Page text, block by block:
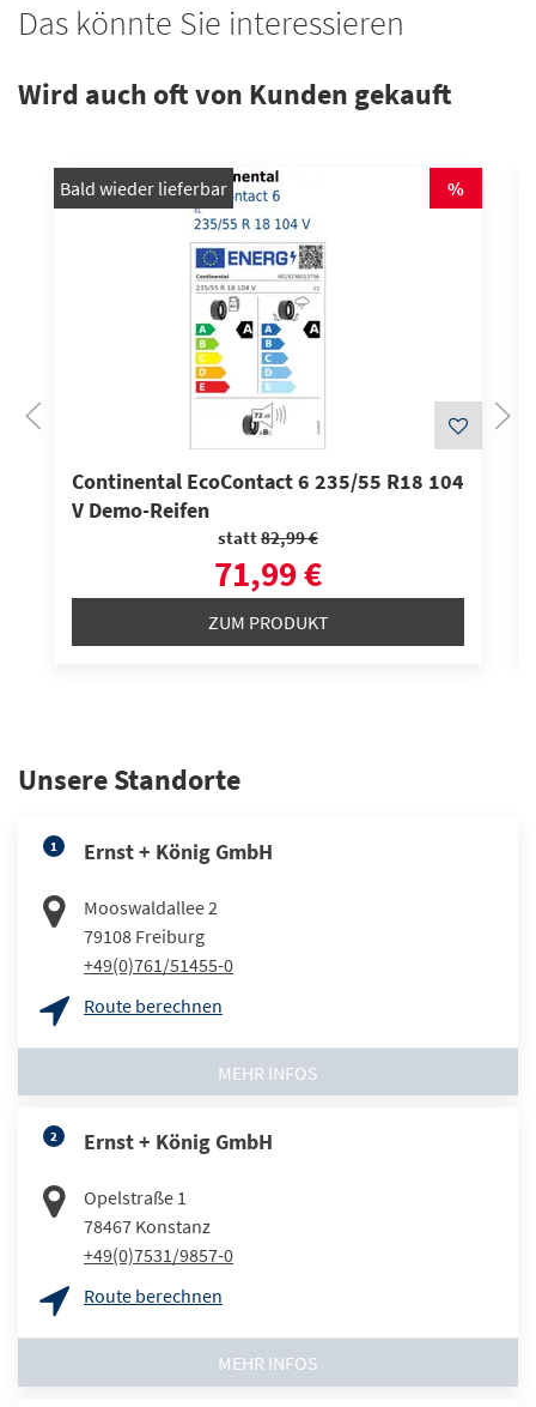
Das könnte Sie interessieren
Wird auch oft von Kunden gekauft
Bald wieder lieferbar %
Continental EcoContact 6 235/55 R18 104
V Demo-Reifen
statt82,99 €
71,99 €
ZUM PRODUKT
Unsere Standorte
1 Ernst + König GmbH
Mooswaldallee 2
79108 Freiburg
+49(0)761/51455-0
Route berechnen
MEHR INFOS
2 Ernst + König GmbH
Opelstraße 1
78467 Konstanz
+49(0)7531/9857-0
Route berechnen
MEHR INFOS